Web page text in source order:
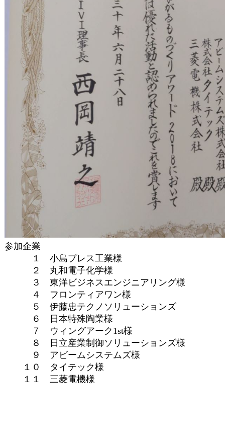
参加企業
１ 小島プレス工業様
２ 丸和電子化学様
３ 東洋ビジネスエンジニアリング様
４ フロンティアワン様
５ 伊藤忠テクノソリューションズ
６ 日本特殊陶業様
７ ウィングアーク1st様
８ 日立産業制御ソリューションズ様
９ アビームシステムズ様
１０ タイテック様
１１ 三菱電機様